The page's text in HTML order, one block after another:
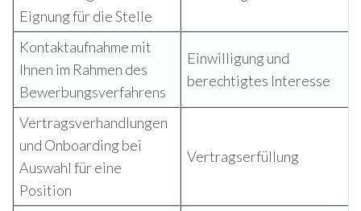
Eignung für die Stelle
Kontaktaufnahme mit
Ihnen im Rahmen des
Bewerbungsverfahrens
Einwilligung und
berechtigtes Interesse
Vertragsverhandlungen
und Onboarding bei
Auswahl für eine
Position
Vertragserfüllung